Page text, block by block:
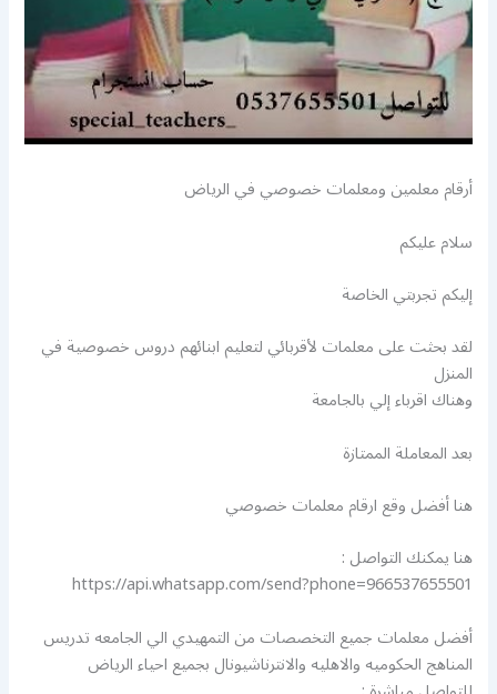
أرقام معلمين ومعلمات خصوصي في الرياض
سلام عليكم
إليكم تجربتي الخاصة
لقد بحثت على معلمات لأقربائي لتعليم ابنائهم دروس خصوصية في
المنزل
وهناك اقرباء إلي بالجامعة
بعد المعاملة الممتازة
هنا أفضل وقع ارقام معلمات خصوصي
هنا يمكنك التواصل :
https://api.whatsapp.com/send?phone=966537655501
أفضل معلمات جميع التخصصات من التمهيدي الي الجامعه تدريس
المناهج الحكوميه والاهليه والانترناشيونال بجميع احياء الرياض